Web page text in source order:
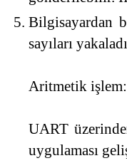
Bilgisayardan
sayıları
Aritmetik
UART
uygulaması